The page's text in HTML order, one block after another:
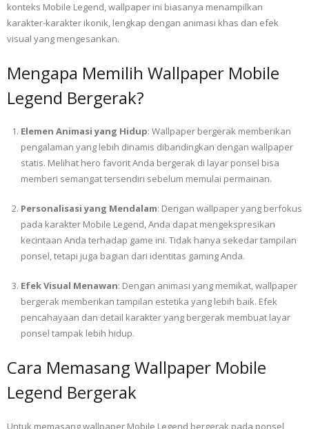
konteks Mobile Legend, wallpaper ini biasanya menampilkan
karakter-karakter ikonik, lengkap dengan animasi khas dan efek
visual yang mengesankan.
Mengapa Memilih Wallpaper Mobile
Legend Bergerak?
Elemen Animasi yang Hidup: Wallpaper bergerak memberikan
pengalaman yang lebih dinamis dibandingkan dengan wallpaper
statis. Melihat hero favorit Anda bergerak di layar ponsel bisa
memberi semangat tersendiri sebelum memulai permainan.
Personalisasi yang Mendalam: Dengan wallpaper yang berfokus
pada karakter Mobile Legend, Anda dapat mengekspresikan
kecintaan Anda terhadap game ini. Tidak hanya sekedar tampilan
ponsel, tetapi juga bagian dari identitas gaming Anda.
Efek Visual Menawan: Dengan animasi yang memikat, wallpaper
bergerak memberikan tampilan estetika yang lebih baik. Efek
pencahayaan dan detail karakter yang bergerak membuat layar
ponsel tampak lebih hidup.
Cara Memasang Wallpaper Mobile
Legend Bergerak
Untuk memasang wallpaper Mobile Legend bergerak pada ponsel